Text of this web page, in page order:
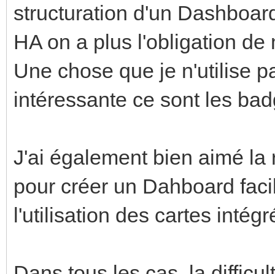
structuration d'un
HA on a plus l'obligation
Une chose que je n'utilise
intéressante ce sont les
J'ai également bien aimé
pour créer un Dahboard
l'utilisation des cartes